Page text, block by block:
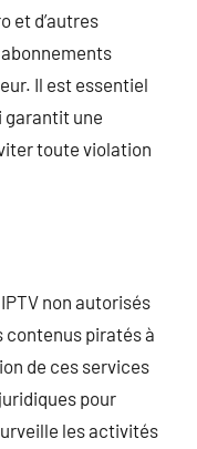
et d’autres
Il est essentiel
garantit une
toute violation
non autorisés
contenus piratés à
de ces services
pour
les activités